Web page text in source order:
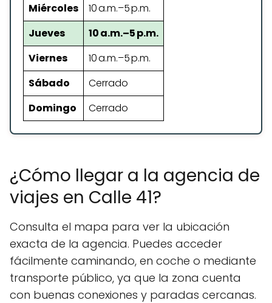
Miércoles
10 a.m.–5 p.m.
Jueves
10 a.m.–5 p.m.
Viernes
10 a.m.–5 p.m.
Sábado
Cerrado
Domingo
Cerrado
¿Cómo llegar a la agencia de
viajes en Calle 41?
Consulta el mapa para ver la ubicación
exacta de la agencia. Puedes acceder
fácilmente caminando, en coche o mediante
transporte público, ya que la zona cuenta
con buenas conexiones y paradas cercanas.